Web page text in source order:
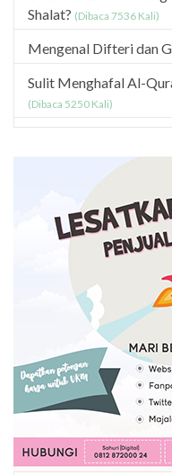
Shalat? (Dibaca 7536 Kali)
Mengenal Difteri dan
Sulit Menghafal Al-
(Dibaca 5250 Kali)